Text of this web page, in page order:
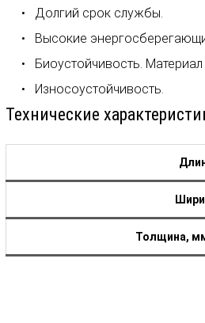
Долгий срок службы.
Высокие
Биоустойчивость.
Износоустойчивость.
Технические
Толщина,